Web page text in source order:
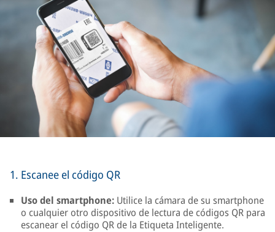
1. Escanee el código QR
Uso del smartphone: Utilice la cámara de su smartphone
o cualquier otro dispositivo de lectura de códigos QR para
escanear el código QR de la Etiqueta Inteligente.